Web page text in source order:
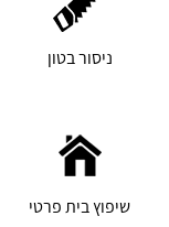
ניסור בטון
שיפוץ בית פרטי